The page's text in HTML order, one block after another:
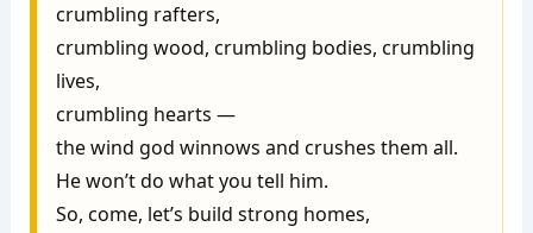
crumbling rafters,
crumbling wood, crumbling bodies, crumbling
lives,
crumbling hearts —
the wind god winnows and crushes them all.
He won’t do what you tell him.
So, come, let’s build strong homes,